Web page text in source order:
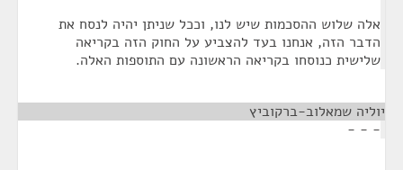
אלה שלוש ההסכמות שיש לנו, וככל שניתן יהיה לנסח את
הדבר הזה, אנחנו בעד להצביע על החוק הזה בקריאה
שלישית כנוסחו בקריאה הראשונה עם התוספות האלה.
יוליה שמאלוב-ברקוביץ
- - -